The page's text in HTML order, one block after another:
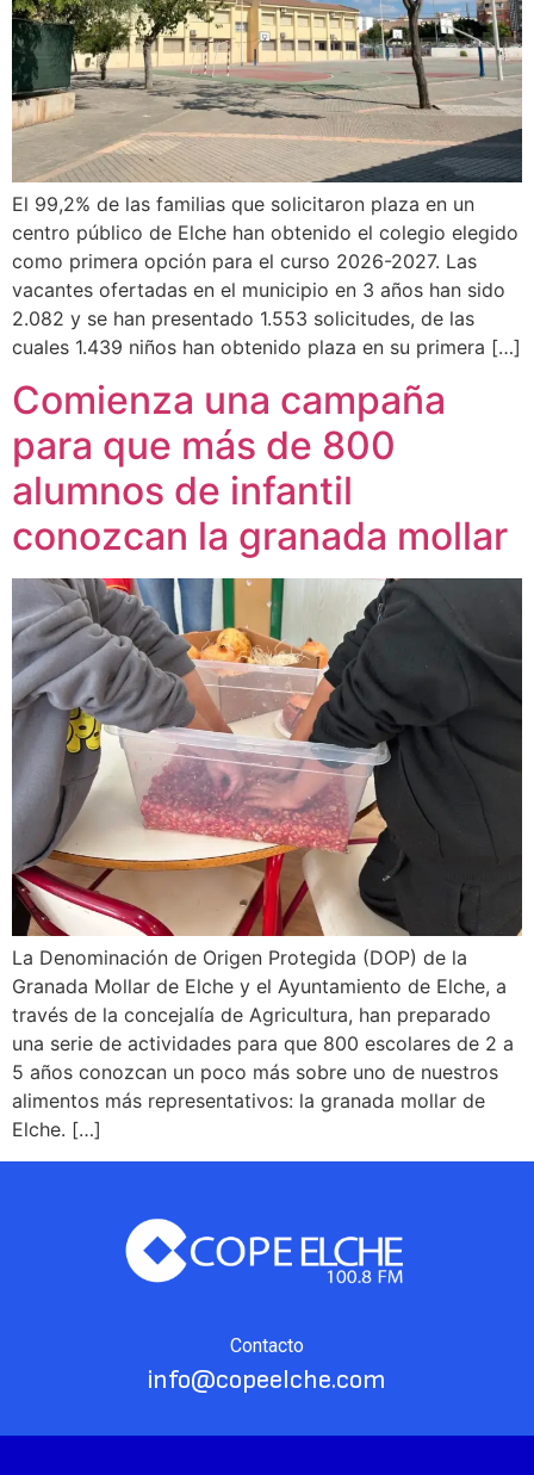
El 99,2% de las familias que solicitaron plaza en un
centro público de Elche han obtenido el colegio elegido
como primera opción para el curso 2026-2027. Las
vacantes ofertadas en el municipio en 3 años han sido
2.082 y se han presentado 1.553 solicitudes, de las
cuales 1.439 niños han obtenido plaza en su primera […]
Comienza una campaña
para que más de 800
alumnos de infantil
conozcan la granada mollar
La Denominación de Origen Protegida (DOP) de la
Granada Mollar de Elche y el Ayuntamiento de Elche, a
través de la concejalía de Agricultura, han preparado
una serie de actividades para que 800 escolares de 2 a
5 años conozcan un poco más sobre uno de nuestros
alimentos más representativos: la granada mollar de
Elche. […]
Contacto
info@copeelche.com